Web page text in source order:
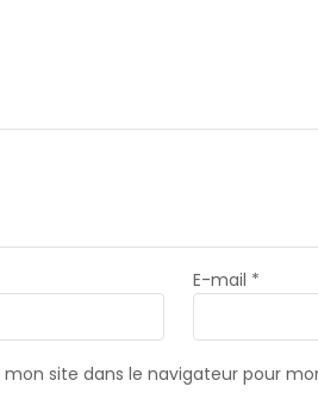
E-mail *
site dans le navigateur pour